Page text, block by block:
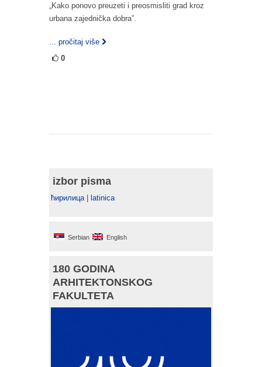
„Kako ponovo preuzeti i preosmisliti grad kroz
urbana zajednička dobra”.
... pročitaj više
0
izbor pisma
ћирилица latinica
Serbian English
180 GODINA
ARHITEKTONSKOG
FAKULTETA